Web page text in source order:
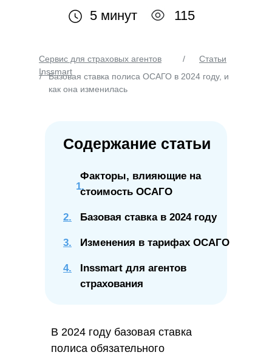
115
5 минут
Сервис для страховых агентов
Inssmart
/
Статьи
/
Базовая ставка полиса ОСАГО в 2024 году, и
как она изменилась
Содержание статьи
2. Базовая ставка в 2024 году
3. Изменения в тарифах ОСАГО
Факторы, влияющие на
стоимость ОСАГО
4.
Inssmart для агентов
страхования
В 2024 году базовая ставка
полиса обязательного